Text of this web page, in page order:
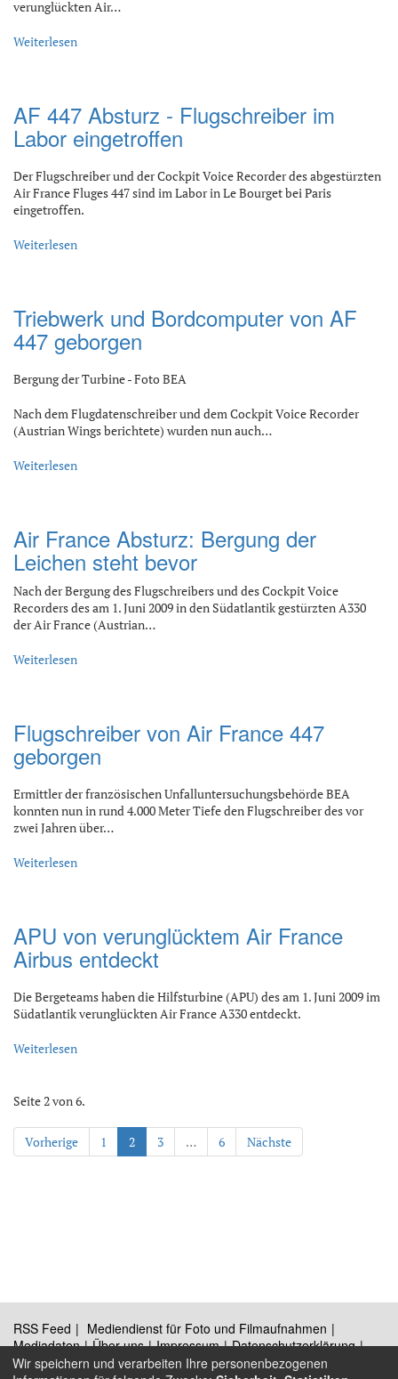
verunglückten Air…
Weiterlesen
AF 447 Absturz - Flugschreiber im
Labor eingetroffen
Der Flugschreiber und der Cockpit Voice Recorder des abgestürzten
Air France Fluges 447 sind im Labor in Le Bourget bei Paris
eingetroffen.
Weiterlesen
Triebwerk und Bordcomputer von AF
447 geborgen
Bergung der Turbine - Foto BEA
Nach dem Flugdatenschreiber und dem Cockpit Voice Recorder
(Austrian Wings berichtete) wurden nun auch…
Weiterlesen
Air France Absturz: Bergung der
Leichen steht bevor
Nach der Bergung des Flugschreibers und des Cockpit Voice
Recorders des am 1. Juni 2009 in den Südatlantik gestürzten A330
der Air France (Austrian…
Weiterlesen
Flugschreiber von Air France 447
geborgen
Ermittler der französischen Unfalluntersuchungsbehörde BEA
konnten nun in rund 4.000 Meter Tiefe den Flugschreiber des vor
zwei Jahren über…
Weiterlesen
APU von verunglücktem Air France
Airbus entdeckt
Die Bergeteams haben die Hilfsturbine (APU) des am 1. Juni 2009 im
Südatlantik verunglückten Air France A330 entdeckt.
Weiterlesen
Seite 2 von 6.
Vorherige 1 2 3 … 6 Nächste
RSS Feed
Mediendienst für Foto und Filmaufnahmen
Mediadaten
Über uns Impressum
Datenschutzerklärung
Kontakt
Wir speichern und verarbeiten Ihre personenbezogenen